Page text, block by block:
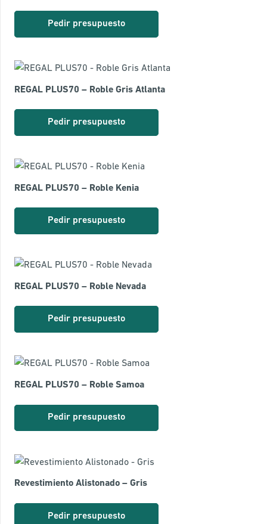
Pedir presupuesto
REGAL PLUS70 – Roble Gris Atlanta
Pedir presupuesto
REGAL PLUS70 – Roble Kenia
Pedir presupuesto
REGAL PLUS70 – Roble Nevada
Pedir presupuesto
REGAL PLUS70 – Roble Samoa
Pedir presupuesto
Revestimiento Alistonado – Gris
Pedir presupuesto